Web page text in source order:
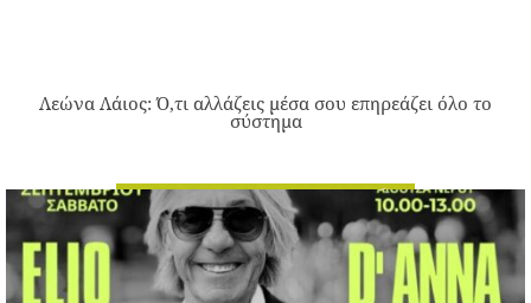
Λεώνα Λάιος: Ό,τι αλλάζεις μέσα σου επηρεάζει όλο το
σύστημα